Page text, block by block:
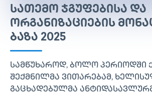
ᲡᲐᲗᲔᲛᲝ ᲯᲒᲣᲤᲔᲑᲘᲡᲐ ᲓᲐ
ᲝᲠᲒᲐᲜᲘᲖᲐᲪᲘᲔᲑᲘᲡ
ᲑᲐᲖᲐ 2025
სამწუხაროდ, ბოლო პერიოდში
შექმნილმა ვითარებამ,
გაცხადებულმა